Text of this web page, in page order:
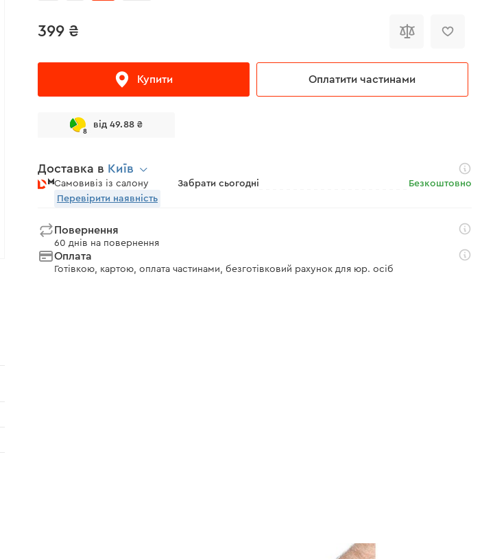
399 ₴
Купити Оплатити частинами
8
від 49.88 ₴
Доставка в Київ
Самовивіз із салону Забрати сьогодні
Безкоштовно
Перевірити наявність
Повернення
60 днів на повернення
Оплата
Готівкою, картою, оплата частинами, безготівковий рахунок для юр. осіб